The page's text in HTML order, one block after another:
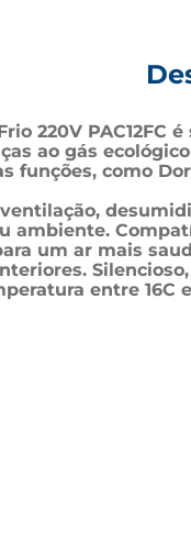
220V
ao gás
como
ambiente.
um ar mais
entre 16C e